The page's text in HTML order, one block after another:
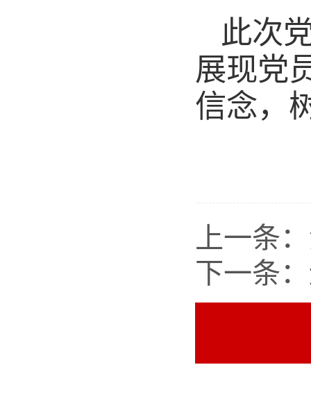
此次
展现党
信念，
上一条：
下一条：